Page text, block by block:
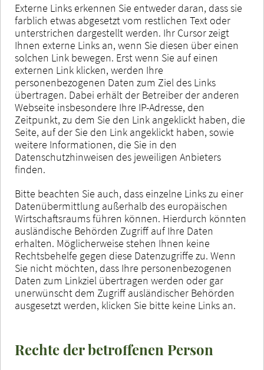
Externe Links erkennen Sie entweder daran, dass sie
farblich etwas abgesetzt vom restlichen Text oder
unterstrichen dargestellt werden. Ihr Cursor zeigt
Ihnen externe Links an, wenn Sie diesen über einen
solchen Link bewegen. Erst wenn Sie auf einen
externen Link klicken, werden Ihre
personenbezogenen Daten zum Ziel des Links
übertragen. Dabei erhält der Betreiber der anderen
Webseite insbesondere Ihre IP-Adresse, den
Zeitpunkt, zu dem Sie den Link angeklickt haben, die
Seite, auf der Sie den Link angeklickt haben, sowie
weitere Informationen, die Sie in den
Datenschutzhinweisen des jeweiligen Anbieters
finden.
Bitte beachten Sie auch, dass einzelne Links zu einer
Datenübermittlung außerhalb des europäischen
Wirtschaftsraums führen können. Hierdurch könnten
ausländische Behörden Zugriff auf Ihre Daten
erhalten. Möglicherweise stehen Ihnen keine
Rechtsbehelfe gegen diese Datenzugriffe zu. Wenn
Sie nicht möchten, dass Ihre personenbezogenen
Daten zum Linkziel übertragen werden oder gar
unerwünscht dem Zugriff ausländischer Behörden
ausgesetzt werden, klicken Sie bitte keine Links an.
Rechte der betroffenen Person